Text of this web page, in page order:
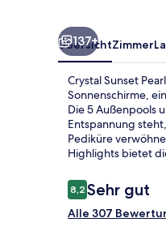
137+
ÜbersichtZimmer
Crystal Sunset
Sonnenschirme,
Die 5 Außenpools
Entspannung
Pediküre
Highlights bietet
Bewertungen
8,28,2 von 10.
Sehr gut
Alle 307